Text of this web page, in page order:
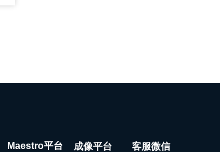
成像平台
Maestro平台 客服微信